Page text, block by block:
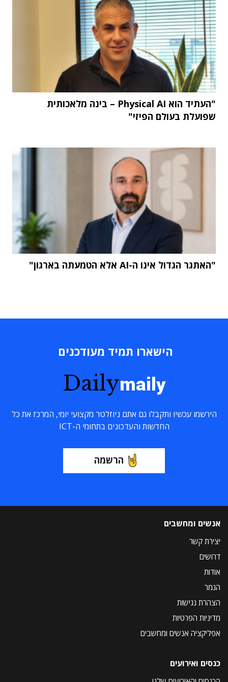
"העתיד הוא Physical AI – בינה מלאכותית
שפועלת בעולם הפיזי"
"האתגר הגדול אינו ה-AI אלא הטמעתה בארגון"
הישארו תמיד מעודכנים
Dailymaily
הירשמו עכשיו ותקבלו גם אתם ניוזלטר מקצועי יומי, המרכז את כל
החדשות והעדכונים בתחומי ה-ICT
הרשמה
אנשים ומחשבים
יצירת קשר
דרושים
אודות
הנמר
הצהרת נגישות
מדיניות הפרטיות
אפליקציה אנשים ומחשבים
כנסים ואירועים